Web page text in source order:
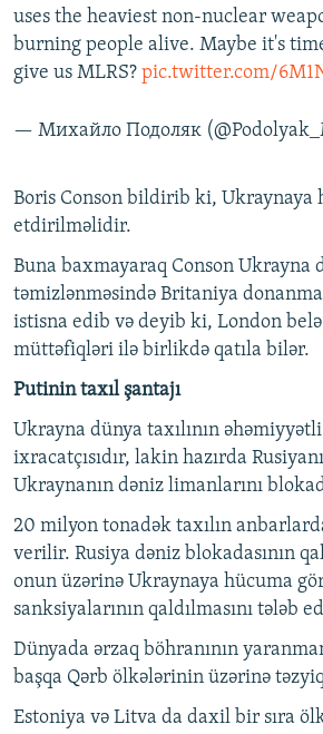
uses the heaviest non-nuclear
burning people alive. Maybe it's
give us MLRS? pic.twitter.com/
— Михайло Подоляк
Boris Conson bildirib ki, Ukraynaya
etdirilməlidir.
Buna baxmayaraq Conson Ukrayna
təmizlənməsində Britaniya
istisna edib və deyib ki, London
müttəfiqləri ilə birlikdə qatıla bilər.
Putinin taxıl şantajı
Ukrayna dünya taxılının
ixracatçısıdır, lakin hazırda
Ukraynanın dəniz limanlarını
20 milyon tonadək taxılın
verilir. Rusiya dəniz blokadasının
onun üzərinə Ukraynaya hücuma
sanksiyalarının qaldılmasını tələb
Dünyada ərzaq böhranının
başqa Qərb ölkələrinin üzərinə
Estoniya və Litva da daxil bir sıra